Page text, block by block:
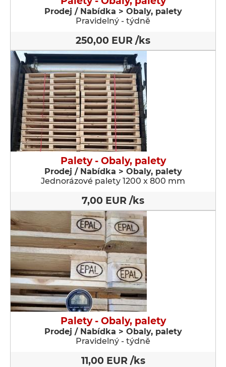
Prodej / Nabídka > Obaly, palety
Pravidelný - týdně
250,00 EUR /ks
Palety - Obaly, palety
Prodej / Nabídka > Obaly, palety
Jednorázové palety 1200 x 800 mm
7,00 EUR /ks
Palety - Obaly, palety
Prodej / Nabídka > Obaly, palety
Pravidelný - týdně
11,00 EUR /ks